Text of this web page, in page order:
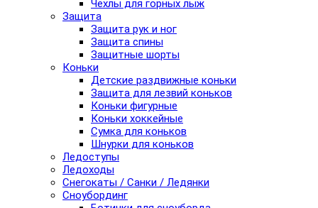
Чехлы для горных лыж
Защита
Защита рук и ног
Защита спины
Защитные шорты
Коньки
Детские раздвижные коньки
Защита для лезвий коньков
Коньки фигурные
Коньки хоккейные
Сумка для коньков
Шнурки для коньков
Ледоступы
Ледоходы
Снегокаты / Санки / Ледянки
Сноубординг